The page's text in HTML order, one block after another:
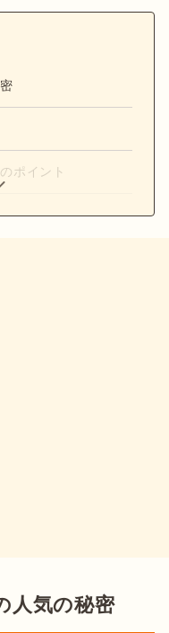
ポイント
人気の秘密